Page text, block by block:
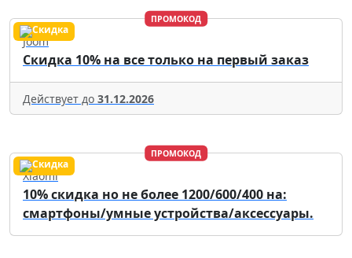
ПРОМОКОД
Joom
Скидка 10% на все только на первый заказ
Действует до 31.12.2026
ПРОМОКОД
Xiaomi
10% скидка но не более 1200/600/400 на:
смартфоны/умные устройства/аксессуары.